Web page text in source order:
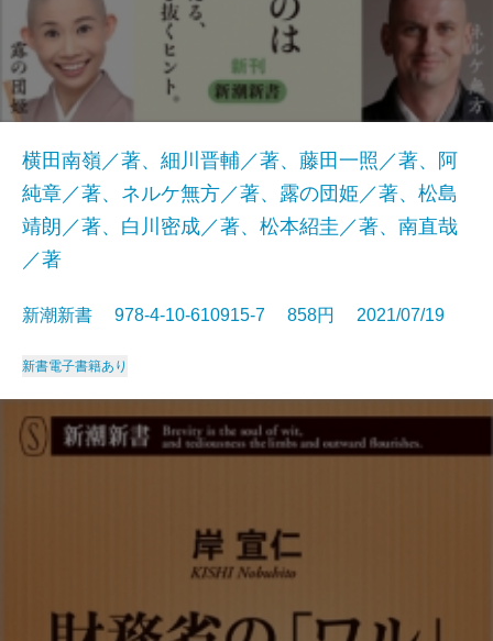
横田南嶺／著、細川晋輔／著、藤田一照／著、阿
純章／著、ネルケ無方／著、露の団姫／著、松島
靖朗／著、白川密成／著、松本紹圭／著、南直哉
／著
新潮新書 978-4-10-610915-7 858円 2021/07/19
新書電子書籍あり